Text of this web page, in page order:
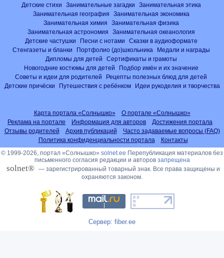
Детские стихи
Занимательные загадки
Занимательная этика
Занимательная география
Занимательная экономика
Занимательная химия
Занимательная физика
Занимательная астрономия
Занимательная океанология
Детские частушки
Песни с нотами
Сказки в аудиоформате
Стенгазеты и бланки
Портфолио (до)школьника
Медали и награды
Дипломы для детей
Сертификаты и грамоты
Новогодние костюмы для детей
Подбор имён и их значение
Советы и идеи для родителей
Рецепты полезных блюд для детей
Детские причёски
Путешествия с ребёнком Идеи рукоделия и творчества
Карта портала «Солнышко»
О портале «Солнышко»
Реклама на портале
Информация для авторов
Достижения портала
Отзывы родителей
Архив публикаций
Часто задаваемые вопросы (FAQ)
Политика конфиденциальности портала
Контакты
© 1999-2026, портал «Солнышко» solnet.ee Перепубликация материалов без
письменного согласия редакции и авторов запрещена
solnet® — зарегистрированный товарный знак. Все права защищены и
охраняются законом.
Сервер: fiber.ee